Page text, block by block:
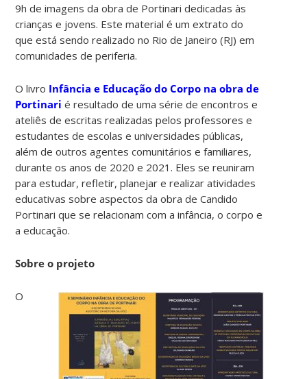
9h de imagens da obra de Portinari dedicadas às
crianças e jovens. Este material é um extrato do
que está sendo realizado no Rio de Janeiro (RJ) em
comunidades de periferia.
O livro Infância e Educação do Corpo na obra de
Portinari é resultado de uma série de encontros e
ateliês de escritas realizadas pelos professores e
estudantes de escolas e universidades públicas,
além de outros agentes comunitários e familiares,
durante os anos de 2020 e 2021. Eles se reuniram
para estudar, refletir, planejar e realizar atividades
educativas sobre aspectos da obra de Candido
Portinari que se relacionam com a infância, o corpo e
a educação.
Sobre o projeto
O